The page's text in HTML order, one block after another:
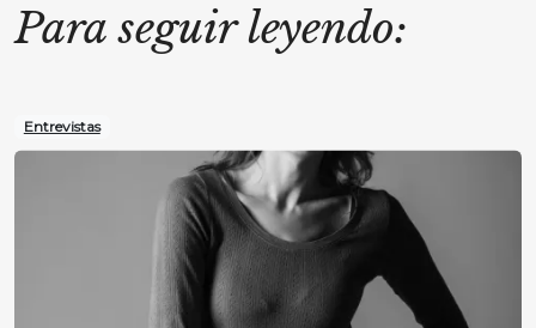
Para seguir leyendo:
Entrevistas